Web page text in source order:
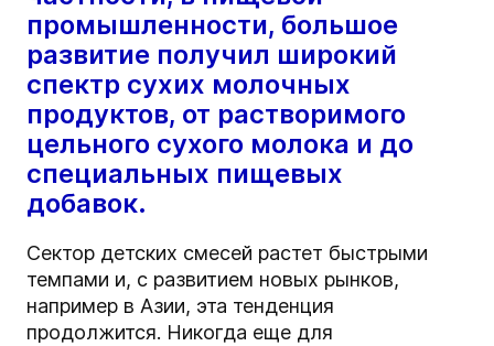
промышленности, большое
развитие получил широкий
спектр сухих молочных
продуктов, от растворимого
цельного сухого молока и до
специальных пищевых
добавок.
Сектор детских смесей растет быстрыми
темпами и, с развитием новых рынков,
например в Азии, эта тенденция
продолжится. Никогда еще для